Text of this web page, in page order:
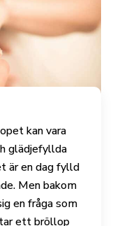
kan vara
glädjefyllda
är en dag fylld
Men bakom
en fråga som
ett bröllop